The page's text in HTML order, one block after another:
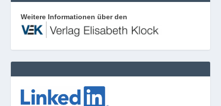
Weitere Informationen über den